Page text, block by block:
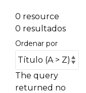
0 resource
0 resultados
Ordenar por
The query
returned no